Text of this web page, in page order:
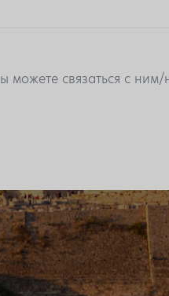
связаться с ним/